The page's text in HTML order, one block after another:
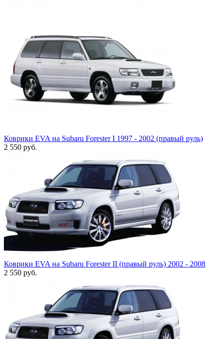
Коврики EVA на Subaru Forester I 1997 - 2002 (правый руль)
2 550 руб.
Коврики EVA на Subaru Forester II (правый руль) 2002 - 2008
2 550 руб.